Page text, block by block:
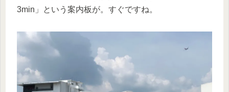
3min」という案内板が。すぐですね。